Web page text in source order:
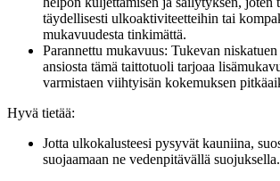
täydellisesti ulkoaktiviteetteihin tai
mukavuudesta tinkimättä.
Parannettu mukavuus: Tukevan
ansiosta tämä taittotuoli tarjoaa
varmistaen viihtyisän kokemuksen
Hyvä tietää:
Jotta ulkokalusteesi pysyvät kauniina,
suojaamaan ne vedenpitävällä suojuksella.